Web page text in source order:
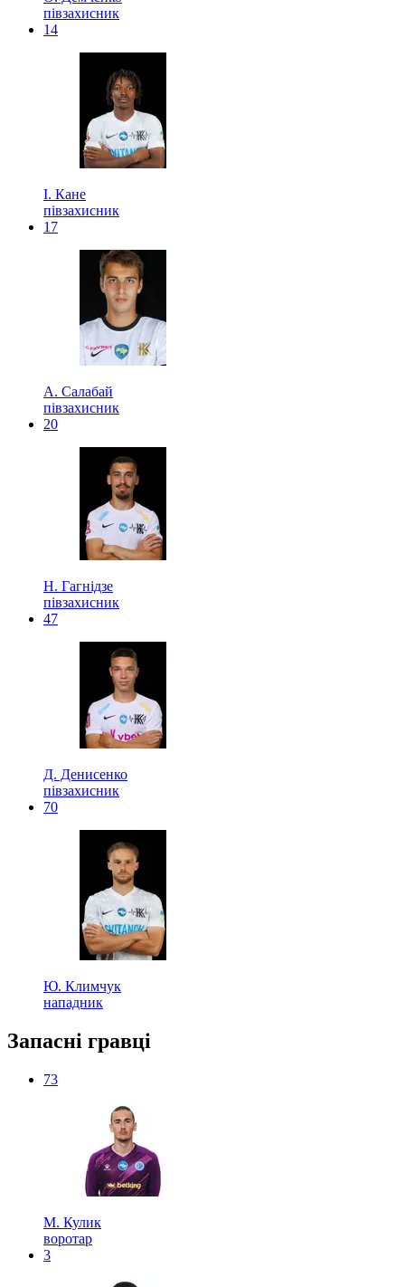
півзахисник
14
І. Кане
півзахисник
17
А. Салабай
півзахисник
20
Н. Гагнідзе
півзахисник
47
Д. Денисенко
півзахисник
70
Ю. Климчук
нападник
Запасні гравці
73
М. Кулик
воротар
3